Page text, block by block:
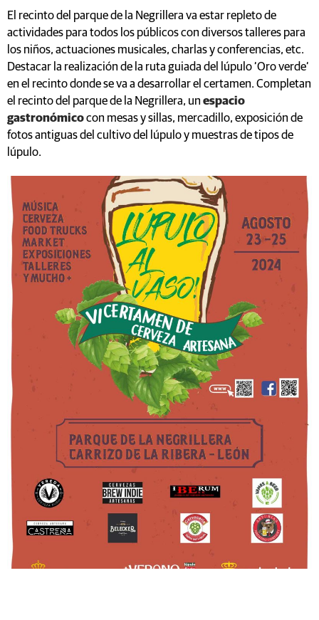
El recinto del parque de la Negrillera va estar repleto de
actividades para todos los públicos con diversos talleres para
los niños, actuaciones musicales, charlas y conferencias, etc.
Destacar la realización de la ruta guiada del lúpulo ‘Oro verde‘
en el recinto donde se va a desarrollar el certamen. Completan
el recinto del parque de la Negrillera, un espacio
gastronómicocon mesas y sillas, mercadillo, exposición de
fotos antiguas del cultivo del lúpulo y muestras de tipos de
lúpulo.